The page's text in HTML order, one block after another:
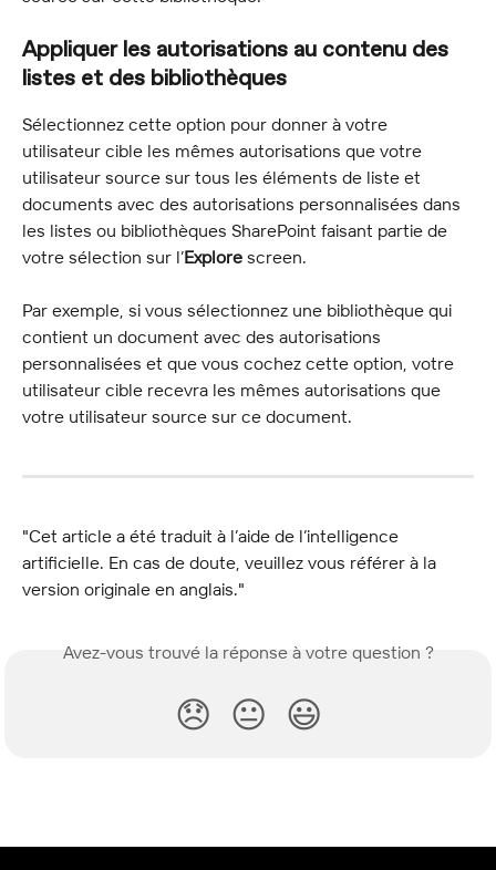
Appliquer les autorisations au contenu des
listes et des bibliothèques
Sélectionnez cette option pour donner à votre
utilisateur cible les mêmes autorisations que votre
utilisateur source sur tous les éléments de liste et
documents avec des autorisations personnalisées dans
les listes ou bibliothèques SharePoint faisant partie de
votre sélection sur l’Explore screen.
Par exemple, si vous sélectionnez une bibliothèque qui
contient un document avec des autorisations
personnalisées et que vous cochez cette option, votre
utilisateur cible recevra les mêmes autorisations que
votre utilisateur source sur ce document.
"Cet article a été traduit à l’aide de l’intelligence
artificielle. En cas de doute, veuillez vous référer à la
version originale en anglais."
Avez-vous trouvé la réponse à votre question ?
😞 😐 😃